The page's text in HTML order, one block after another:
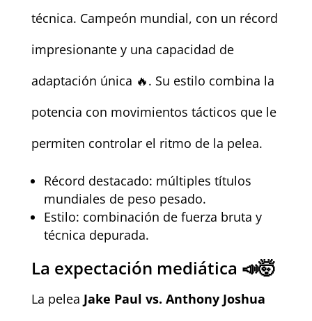
técnica. Campeón mundial, con un récord
impresionante y una capacidad de
adaptación única 🔥. Su estilo combina la
potencia con movimientos tácticos que le
permiten controlar el ritmo de la pelea.
Récord destacado: múltiples títulos
mundiales de peso pesado.
Estilo: combinación de fuerza bruta y
técnica depurada.
La expectación mediática 📣🤯
La pelea Jake Paul vs. Anthony Joshua